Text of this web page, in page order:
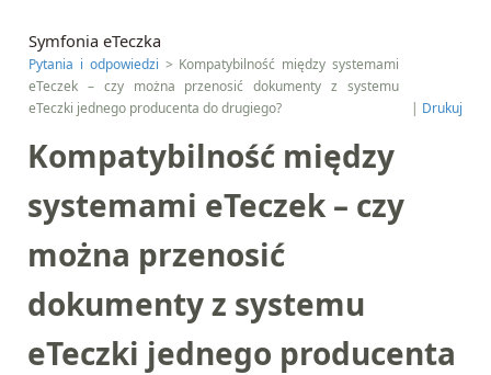
Symfonia eTeczka
Pytania i odpowiedzi > Kompatybilność między systemami
eTeczek – czy można przenosić dokumenty z systemu
eTeczki jednego producenta do drugiego?
| Drukuj
Kompatybilność między
systemami eTeczek – czy
można przenosić
dokumenty z systemu
eTeczki jednego producenta